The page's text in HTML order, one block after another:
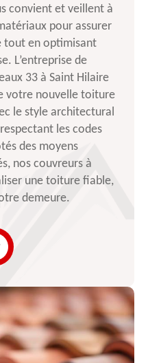
convient et veillent à
pour assurer
tout en optimisant
L’entreprise de
33 à Saint Hilaire
votre nouvelle toiture
le style architectural
les codes
des moyens
nos couvreurs à
une toiture fiable,
demeure.